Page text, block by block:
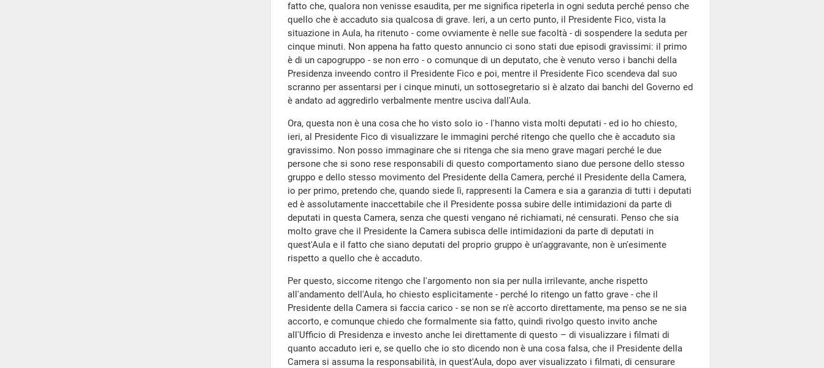
fatto che, qualora non venisse esaudita, per me significa ripeterla in ogni seduta perché penso che
quello che è accaduto sia qualcosa di grave. Ieri, a un certo punto, il Presidente Fico, vista la
situazione in Aula, ha ritenuto - come ovviamente è nelle sue facoltà - di sospendere la seduta per
cinque minuti. Non appena ha fatto questo annuncio ci sono stati due episodi gravissimi: il primo
è di un capogruppo - se non erro - o comunque di un deputato, che è venuto verso i banchi della
Presidenza inveendo contro il Presidente Fico e poi, mentre il Presidente Fico scendeva dal suo
scranno per assentarsi per i cinque minuti, un sottosegretario si è alzato dai banchi del Governo ed
è andato ad aggredirlo verbalmente mentre usciva dall'Aula.
Ora, questa non è una cosa che ho visto solo io - l'hanno vista molti deputati - ed io ho chiesto,
ieri, al Presidente Fico di visualizzare le immagini perché ritengo che quello che è accaduto sia
gravissimo. Non posso immaginare che si ritenga che sia meno grave magari perché le due
persone che si sono rese responsabili di questo comportamento siano due persone dello stesso
gruppo e dello stesso movimento del Presidente della Camera, perché il Presidente della Camera,
io per primo, pretendo che, quando siede lì, rappresenti la Camera e sia a garanzia di tutti i deputati
ed è assolutamente inaccettabile che il Presidente possa subire delle intimidazioni da parte di
deputati in questa Camera, senza che questi vengano né richiamati, né censurati. Penso che sia
molto grave che il Presidente la Camera subisca delle intimidazioni da parte di deputati in
quest'Aula e il fatto che siano deputati del proprio gruppo è un'aggravante, non è un'esimente
rispetto a quello che è accaduto.
Per questo, siccome ritengo che l'argomento non sia per nulla irrilevante, anche rispetto
all'andamento dell'Aula, ho chiesto esplicitamente - perché lo ritengo un fatto grave - che il
Presidente della Camera si faccia carico - se non se n'è accorto direttamente, ma penso se ne sia
accorto, e comunque chiedo che formalmente sia fatto, quindi rivolgo questo invito anche
all'Ufficio di Presidenza e investo anche lei direttamente di questo – di visualizzare i filmati di
quanto accaduto ieri e, se quello che io sto dicendo non è una cosa falsa, che il Presidente della
Camera si assuma la responsabilità, in quest'Aula, dopo aver visualizzato i filmati, di censurare